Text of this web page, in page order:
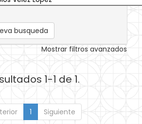
busqueda
Mostrar filtros avanzados
1-1 de 1.
1 Siguiente